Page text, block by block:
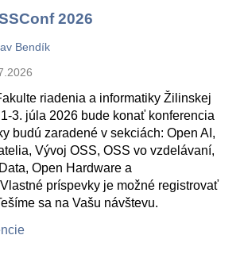
2026
Bendík
riadenia a informatiky Žilinskej
3. júla 2026 bude konať konferencia
budú zaradené v sekciách: Open AI,
Vývoj OSS, OSS vo vzdelávaní,
Open Hardware a
príspevky je možné registrovať
sa na Vašu návštevu.